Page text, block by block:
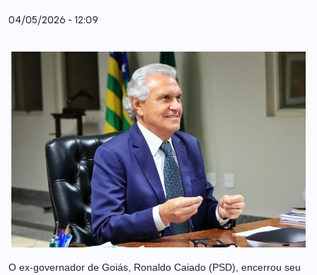
04/05/2026 - 12:09
O ex-governador de Goiás, Ronaldo Caiado (PSD), encerrou seu